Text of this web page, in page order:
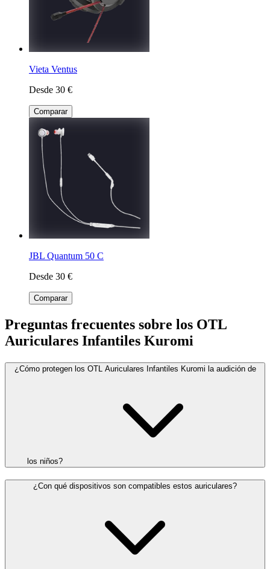
Vieta Ventus
Desde 30 €
Comparar
JBL Quantum 50 C
Desde 30 €
Comparar
Preguntas frecuentes sobre los OTL
Auriculares Infantiles Kuromi
¿Cómo protegen los OTL Auriculares Infantiles Kuromi la audición de
los niños?
¿Con qué dispositivos son compatibles estos auriculares?